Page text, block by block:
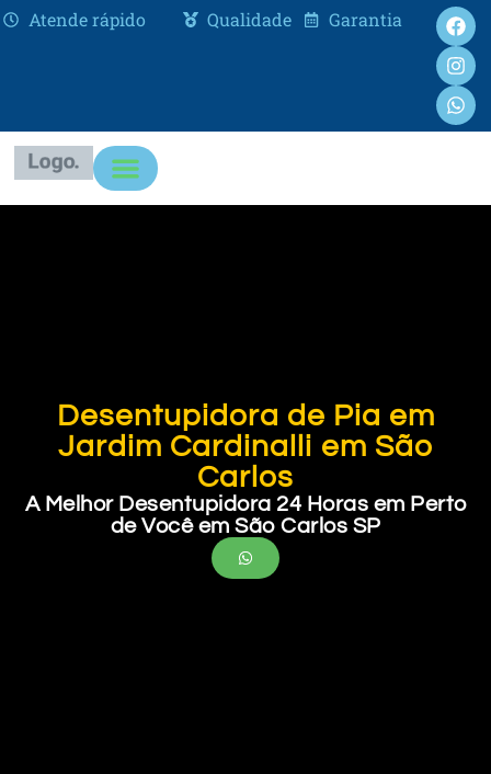
Atende rápido Qualidade Garantia
Desentupidora de Pia em
Jardim Cardinalli em São
Carlos
A Melhor Desentupidora 24 Horas em Perto
de Você em São Carlos SP